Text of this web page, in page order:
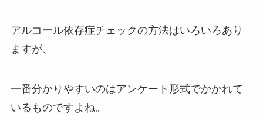
アルコール依存症チェックの方法はいろいろあり
ますが、
一番分かりやすいのはアンケート形式でかかれて
いるものですよね。